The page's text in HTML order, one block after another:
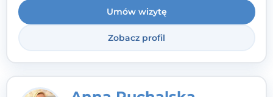
Umów wizytę
Zobacz profil